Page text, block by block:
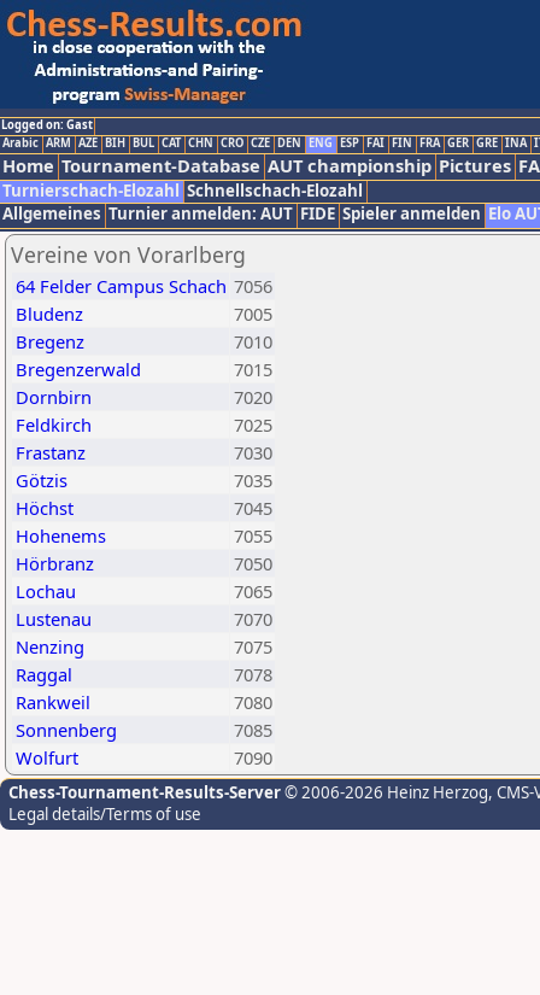
Logged on: Gast
Arabic ARM AZE BIH BUL CAT CHN CRO CZE DEN ENG ESP FAI FIN FRA GER GRE INA
Home Tournament-Database AUT championship Pictures
Turnierschach-Elozahl Schnellschach-Elozahl
Allgemeines Turnier anmelden: AUT FIDE Spieler anmelden Elo
Vereine von Vorarlberg
64 Felder Campus Schach 7056
Bludenz
7005
Bregenz
7010
Bregenzerwald
7015
Dornbirn
7020
Feldkirch
7025
Frastanz
7030
Götzis
7035
Höchst
7045
Hohenems
7055
Hörbranz
7050
Lochau
7065
Lustenau
7070
Nenzing
7075
Raggal
7078
Rankweil
7080
Sonnenberg
7085
Wolfurt
7090
Chess-Tournament-Results-Server© 2006-2026 Heinz Herzog,
Legal details/Terms of use